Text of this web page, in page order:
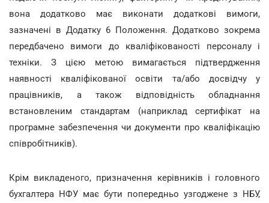
вона додатково має виконати додаткові вимоги,
зазначені в Додатку 6 Положення. Додатково зокрема
передбачено вимоги до кваліфікованості персоналу і
техніки. З цією метою вимагається підтвердження
наявності кваліфікованої освіти та/або досвідчу у
працівників, а також відповідність обладнання
встановленим стандартам (наприклад сертифікат на
програмне забезпечення чи документи про кваліфікацію
співробітників).
Крім викладеного, призначення керівників і головного
бухгалтера НФУ має бути попередньо узгоджене з НБУ,